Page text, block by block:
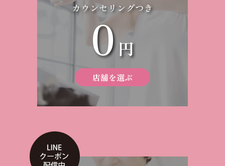
カウンセリングつき
0円
店舗を選ぶ